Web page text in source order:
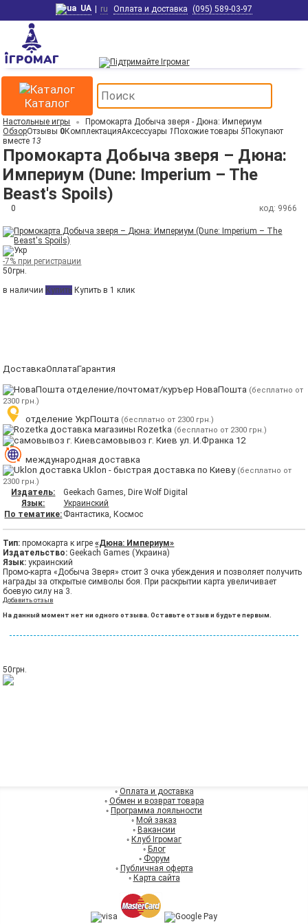
UA | ru Оплата и доставка (095) 589-03-97
Каталог
Настольные игры
Промокарта Добыча зверя - Дюна: Империум
ОбзорОтзывы 0КомплектацияАксессуары 1 Похожие товары5Покупают
вместе 13
Промокарта Добыча зверя – Дюна:
Империум (Dune: Imperium – The
Beast's Spoils)
0 код: 9966
-7% при регистрации
50грн.
в наличии Купить Купить в 1 клик
ДоставкаОплатаГарантия
отделение/почтомат/куръер НоваПошта (бесплатно от
2300 грн.)
отделение УкрПошта (бесплатно от 2300 грн.)
магазины Rozetka (бесплатно от 2300 грн.)
самовывоз г. Киев ул. И.Франка 12
международная доставка
Uklon - быстрая доставка по Киеву (бесплатно от
2300 грн.)
Издатель:
Geekach Games, Dire Wolf Digital
Язык:
Украинский
По тематике: Фантастика, Космос
Тип:промокарта к игре«Дюна: Империум»
Издательство:Geekach Games (Украина)
Язык:украинский
Промо-карта «Добыча Зверя» стоит 3 очка убеждения и позволяет получить
награды за открытые символы боя. При раскрытии карта увеличивает
боевую силу на 3.
Добавить отзыв
На данный момент нет ни одного отзыва. Оставьте отзыв и будьте первым.
50грн.
◦ Оплата и доставка
◦ Обмен и возврат товара
◦ Программа лояльности
◦ Мой заказ
◦ Вакансии
◦ Клуб Ігромаг
◦ Блог
◦ Форум
◦ Публичная оферта
◦ Карта сайта